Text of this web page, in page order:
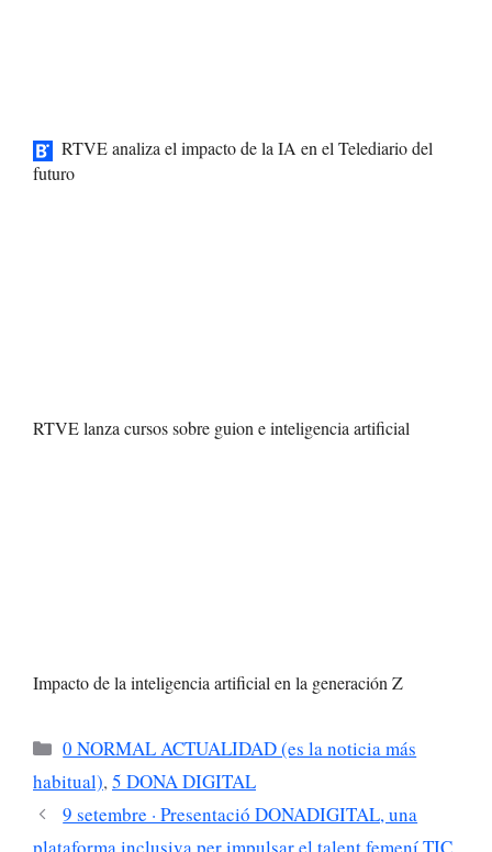
RTVE analiza el impacto de la IA en el Telediario del
futuro
RTVE lanza cursos sobre guion e inteligencia artificial
Impacto de la inteligencia artificial en la generación Z
0 NORMAL ACTUALIDAD (es la noticia más
habitual),5 DONA DIGITAL
9 setembre · Presentació DONADIGITAL, una
plataforma inclusiva per impulsar el talent femení TIC